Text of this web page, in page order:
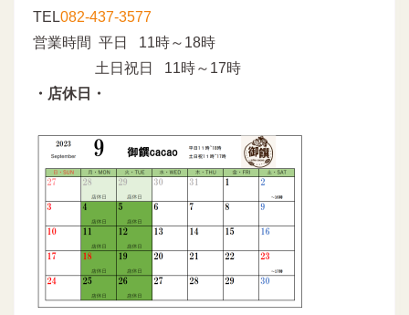
TEL082-437-3577
営業時間 平日 11時～18時
土日祝日 11時～17時
・店休日・